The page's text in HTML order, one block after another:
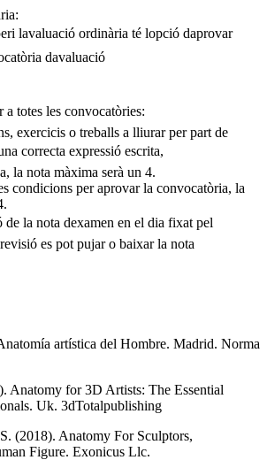
lavaluació ordinària té lopció daprovar
davaluació
a totes les convocatòries:
exercicis o treballs a lliurar per part de
correcta expressió escrita,
la nota màxima serà un 4.
condicions per aprovar la convocatòria, la
la nota dexamen en el dia fixat pel
es pot pujar o baixar la nota
artística del Hombre. Madrid. Norma
Anatomy for 3D Artists: The Essential
Uk. 3dTotalpublishing
(2018). Anatomy For Sculptors,
Figure. Exonicus Llc.